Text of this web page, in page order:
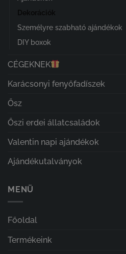
Személyre szabható ajándékok
DIY boxok
CÉGEKNEK
Karácsonyi fenyőfadíszek
Ősz
Őszi erdei állatcsaládok
Valentin napi ajándékok
Ajándékutalványok
MENÜ
Főoldal
Termékeink